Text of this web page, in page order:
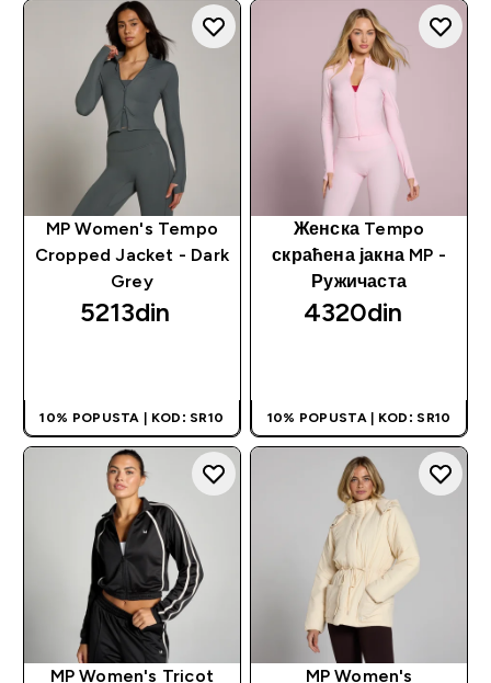
MP Women's Tempo
Cropped Jacket - Dark
Grey
5213din‎
10% POPUSTA | KOD: SR10
Женска Tempo
скраћена јакна MP -
Ружичаста
4320din‎
10% POPUSTA | KOD: SR10
MP Women's Tricot
MP Women's